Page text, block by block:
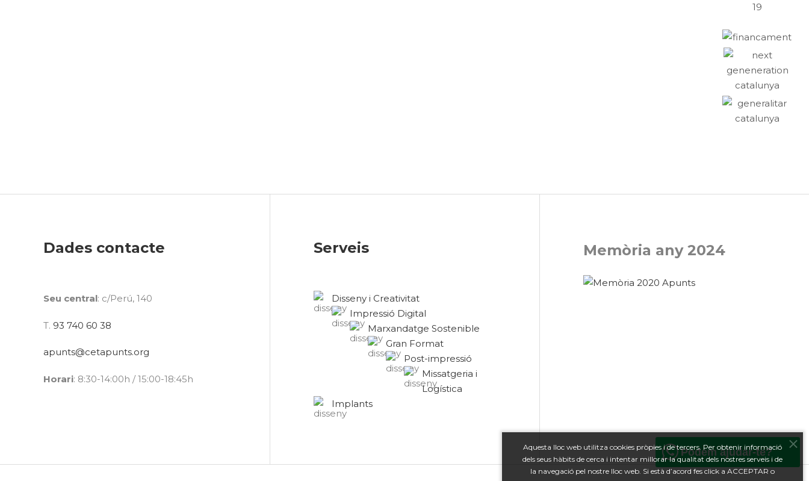
19
Dades contacte
Seu central: c/Perú, 140
T. 93 740 60 38
apunts@cetapunts.org
Horari: 8:30-14:00h / 15:00-18:45h
Serveis
Disseny i Creativitat
Impressió Digital
Marxandatge Sostenible
Gran Format
Post-impressió
Missatgeria i
Logística
Implants
Memòria any 2024
Podem ajudar-te?
Aquesta lloc web utilitza cookies pròpies i de tercers. Per obtenir informació
dels seus hàbits de cerca i intentar millorar la qualitat dels nostres serveis i de
la navegació pel nostre lloc web. Si està d’acord fes click a ACCEPTAR o